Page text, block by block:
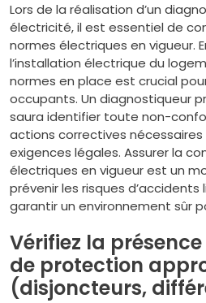
Lors de la réalisation d’un
électricité, il est essentiel de
normes électriques en vigueur.
l’installation électrique du
normes en place est crucial
occupants. Un diagnostiqueur
saura identifier toute non-
actions correctives
exigences légales. Assurer la
électriques en vigueur est un
prévenir les risques
garantir un environnement sûr
Vérifiez la
de protection
(disjoncteurs,